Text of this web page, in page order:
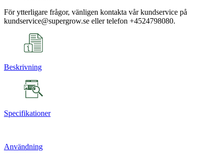
För ytterligare frågor, vänligen kontakta vår kundservice på
kundservice@supergrow.se eller telefon +4524798080.
Beskrivning
Specifikationer
Användning